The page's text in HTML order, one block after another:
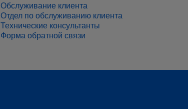
Обслуживание клиента
Отдел по обслуживанию клиента
Технические консультанты
Форма обратной связи